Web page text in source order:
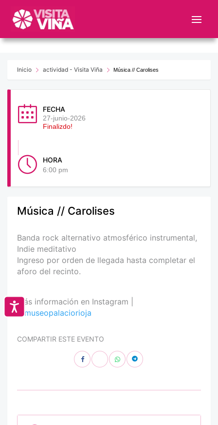
este
web
sistema
Accesibilidad
Inicio actividad - Visita Viña Música // Carolises
FECHA
27-junio-2026
Finalizdo!
HORA
6:00 pm
Música // Carolises
Banda rock alternativo atmosférico instrumental,
Indie meditativo
Ingreso por orden de llegada hasta completar el
aforo del recinto.
Más información en Instagram |
@museopalaciorioja
COMPARTIR ESTE EVENTO